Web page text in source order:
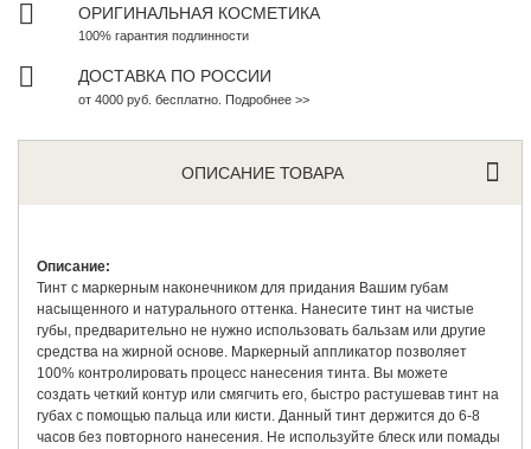
ОРИГИНАЛЬНАЯ КОСМЕТИКА
100% гарантия подлинности
ДОСТАВКА ПО РОССИИ
от 4000 руб. бесплатно. Подробнее >>
ОПИСАНИЕ ТОВАРА
Описание:
Тинт с маркерным наконечником для придания Вашим губам
насыщенного и натурального оттенка. Нанесите тинт на чистые
губы, предварительно не нужно использовать бальзам или другие
средства на жирной основе. Маркерный аппликатор позволяет
100% контролировать процесс нанесения тинта. Вы можете
создать четкий контур или смягчить его, быстро растушевав тинт на
губах с помощью пальца или кисти. Данный тинт держится до 6-8
часов без повторного нанесения. Не используйте блеск или помады